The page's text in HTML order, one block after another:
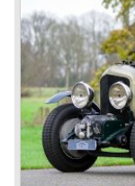
Then in 1926 the
presented, these
W.O. Bentley the
bigger capacity
a bespoke
eliminating the
The Speed Six
successes and
Speed Six came
third and fourth!
Number one'
Speed six in